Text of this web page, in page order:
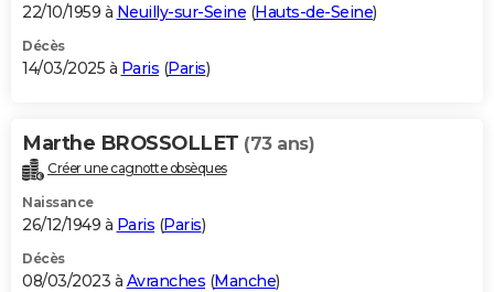
22/10/1959 à Neuilly-sur-Seine (Hauts-de-Seine)
Décès
14/03/2025 à Paris (Paris)
Marthe BROSSOLLET (73 ans)
Créer une cagnotte obsèques
Naissance
26/12/1949 à Paris (Paris)
Décès
08/03/2023 à Avranches (Manche)